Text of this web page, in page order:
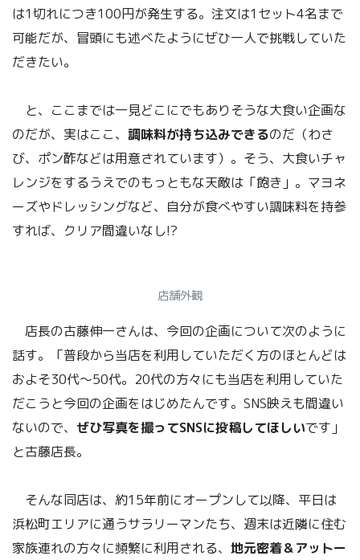
は1切れにつき100円が発生する。注文は1セット4名まで
可能だが、冒頭にも述べたようにぜひ一人で挑戦していた
だきたい。
と、ここまでは一見どこにでもありそうな大食い企画な
のだが、実はここ、 調味料が持ち込みできるのだ（わさ
び、ポン酢などは用意されています）。そう、大食いチャ
レンジをするうえでのもっともな天敵は「飽き」。マヨネ
ーズやドレッシングなど、自分が食べやすい調味料を持参
すれば、クリア間違いなし!?
店舗外観
店長の古藤伸一さんは、今回の企画について次のように
話す。「普段から当店を利用していただく方のほとんどは
およそ30代〜50代。20代の方々にも当店を利用していた
だこうと今回の企画をはじめたんです。SNS映えも間違い
ないので、 ぜひ写真を撮ってSNSに投稿してほしいです」
と古藤店長。
そんな同店は、約15年前にオープンして以降、平日は
浜松町エリアに通うサラリーマンたち、週末は近隣に住む
家族連れの方々に頻繁に利用される、 地元密着＆アットー